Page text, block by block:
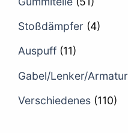
Stoßdämpfer (4)
Auspuff (11)
Gabel/Lenker/Armatur
Verschiedenes (110)